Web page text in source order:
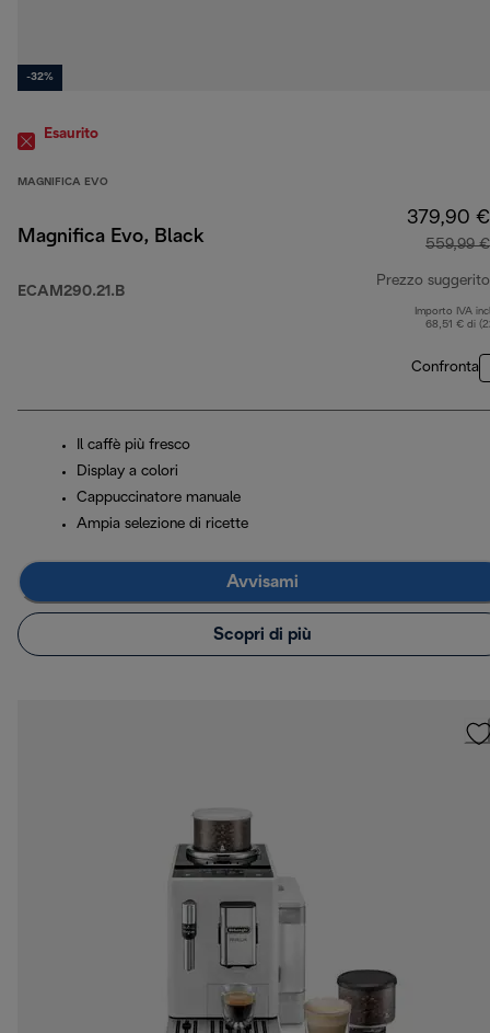
-32%
Esaurito
MAGNIFICA EVO
Magnifica Evo, Black
ECAM290.21.B
379,90 €
559,99 €
Prezzo suggerito
Importo IVA
68,51 € di
Confronta
Il caffè più fresco
Display a colori
Cappuccinatore manuale
Ampia selezione di ricette
Avvisami
Scopri di più